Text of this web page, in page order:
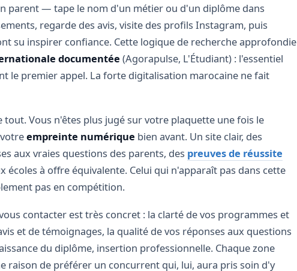
parent — tape le nom d'un métier ou d'un diplôme dans
regarde des avis, visite des profils Instagram, puis
su inspirer confiance. Cette logique de recherche approfondie
documentée (Agorapulse, L'Étudiant) : l'essentiel
le premier appel. La forte digitalisation marocaine ne fait
tout. Vous n'êtes plus jugé sur votre plaquette une fois le
empreinte numérique bien avant. Un site clair, des
aux vraies questions des parents, des preuves de réussite
écoles à offre équivalente. Celui qui n'apparaît pas dans cette
pas en compétition.
contacter est très concret : la clarté de vos programmes et
et de témoignages, la qualité de vos réponses aux questions
du diplôme, insertion professionnelle. Chaque zone
raison de préférer un concurrent qui, lui, aura pris soin d'y